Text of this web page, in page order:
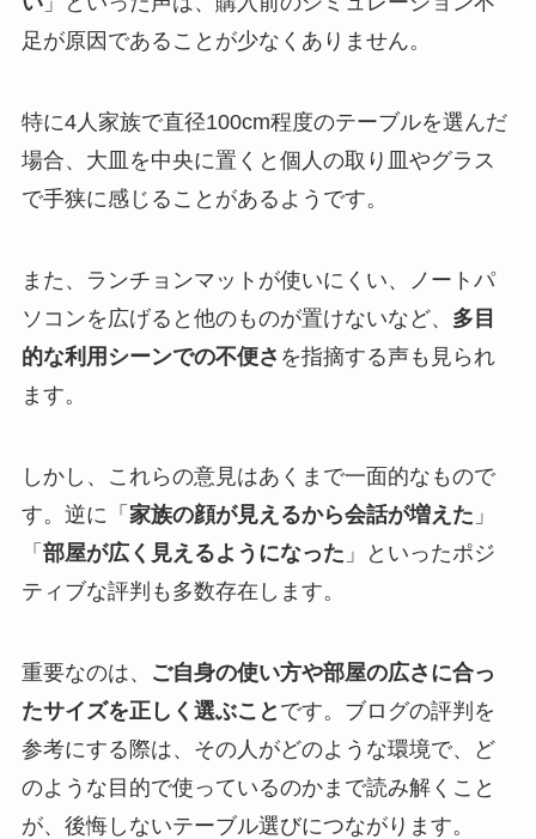
足が原因であることが少なくありません。
特に4人家族で直径100cm程度のテーブルを選んだ
場合、大皿を中央に置くと個人の取り皿やグラス
で手狭に感じることがあるようです。
また、ランチョンマットが使いにくい、ノートパ
ソコンを広げると他のものが置けないなど、 多目
的な利用シーンでの不便さ を指摘する声も見られ
ます。
しかし、これらの意見はあくまで一面的なもので
す。逆に「 家族の顔が見えるから会話が増えた 」
「 部屋が広く見えるようになった 」といったポジ
ティブな評判も多数存在します。
重要なのは、
ご自身の使い方や部屋の広さに合っ
たサイズを正しく選ぶこと です。ブログの評判を
参考にする際は、その人がどのような環境で、ど
のような目的で使っているのかまで読み解くこと
が、後悔しないテーブル選びにつながります。